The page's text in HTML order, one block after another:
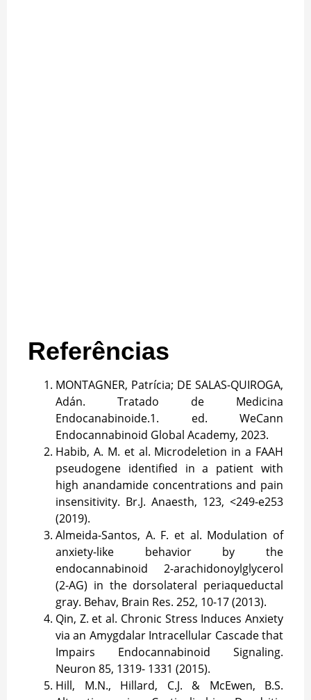
Referências
MONTAGNER, Patrícia; DE SALAS-QUIROGA,
Adán. Tratado de Medicina
Endocanabinoide.1. ed. WeCann
Endocannabinoid Global Academy, 2023.
Habib, A. M. et al. Microdeletion in a FAAH
pseudogene identified in a patient with
high anandamide concentrations and pain
insensitivity. Br.J. Anaesth, 123, <249-e253
(2019).
Almeida-Santos, A. F. et al. Modulation of
anxiety-like behavior by the
endocannabinoid 2-arachidonoylglycerol
(2-AG) in the dorsolateral periaqueductal
gray. Behav, Brain Res. 252, 10-17 (2013).
Qin, Z. et al. Chronic Stress Induces Anxiety
via an Amygdalar Intracellular Cascade that
Impairs Endocannabinoid Signaling.
Neuron 85, 1319- 1331 (2015).
Hill, M.N., Hillard, C.J. & McEwen, B.S.